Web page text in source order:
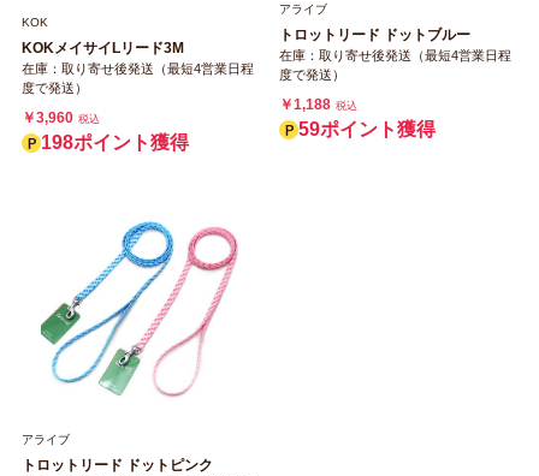
KOK
KOKメイサイLリード3M
在庫：取り寄せ後発送（最短4営業日程
度で発送）
￥3,960 税込
198ポイント獲得
アライブ
トロットリード ドットブルー
在庫：取り寄せ後発送（最短4営業日程
度で発送）
￥1,188 税込
59ポイント獲得
アライブ
トロットリード ドットピンク